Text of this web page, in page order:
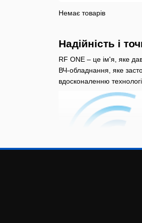
Надійність і
RF ONE – це ім'я, яке
ВЧ-обладнання, яке
вдосконаленню
Асортимент
Немає товарів